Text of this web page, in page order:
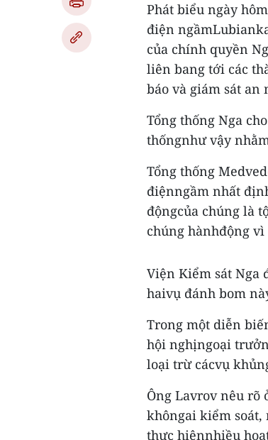
Phát biểu ngày
điện
của chính quyền
liên bang tới các
báo và giám sát
Tổng thống Nga
thốngnhư vậy
Tổng thống
điệnngầm nhất
độngcủa chúng là
chúng hànhđộng vì
Viện Kiểm sát Nga
haivụ đánh bom
Trong một diễn
hội nghịngoại
loại trừ cácvụ
Ông Lavrov nêu rõ
khôngai kiểm soát,
thực hiệnnhiều